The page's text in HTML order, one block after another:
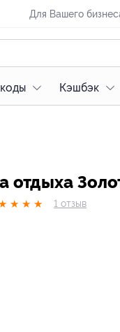
Для Вашего
Кэшбэк
отдыха
★ ★ ★ 1 отзыв